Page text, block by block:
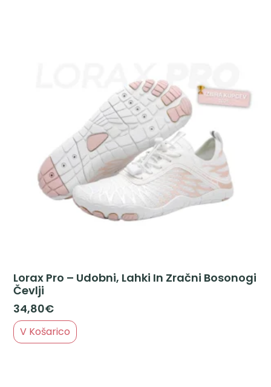
Lorax Pro – Udobni, Lahki In Zračni Bosonogi
Čevlji
34,80€
V Košarico